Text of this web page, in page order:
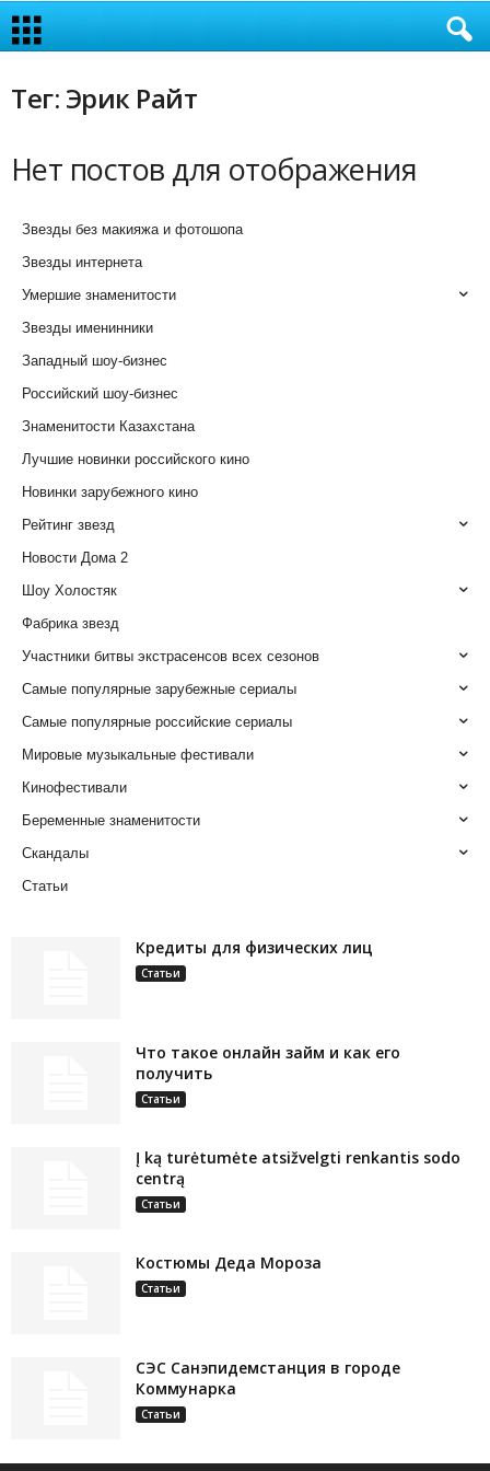
Тег: Эрик Райт
Нет постов для отображения
Звезды без макияжа и фотошопа
Звезды интернета
Умершие знаменитости
Звезды именинники
Западный шоу-бизнес
Российский шоу-бизнес
Знаменитости Казахстана
Лучшие новинки российского кино
Новинки зарубежного кино
Рейтинг звезд
Новости Дома 2
Шоу Холостяк
Фабрика звезд
Участники битвы экстрасенсов всех сезонов
Самые популярные зарубежные сериалы
Самые популярные российские сериалы
Мировые музыкальные фестивали
Кинофестивали
Беременные знаменитости
Скандалы
Статьи
Кредиты для физических лиц
Статьи
Что такое онлайн займ и как его
получить
Статьи
Į ką turėtumėte atsižvelgti renkantis sodo
centrą
Статьи
Костюмы Деда Мороза
Статьи
СЭС Санэпидемстанция в городе
Коммунарка
Статьи